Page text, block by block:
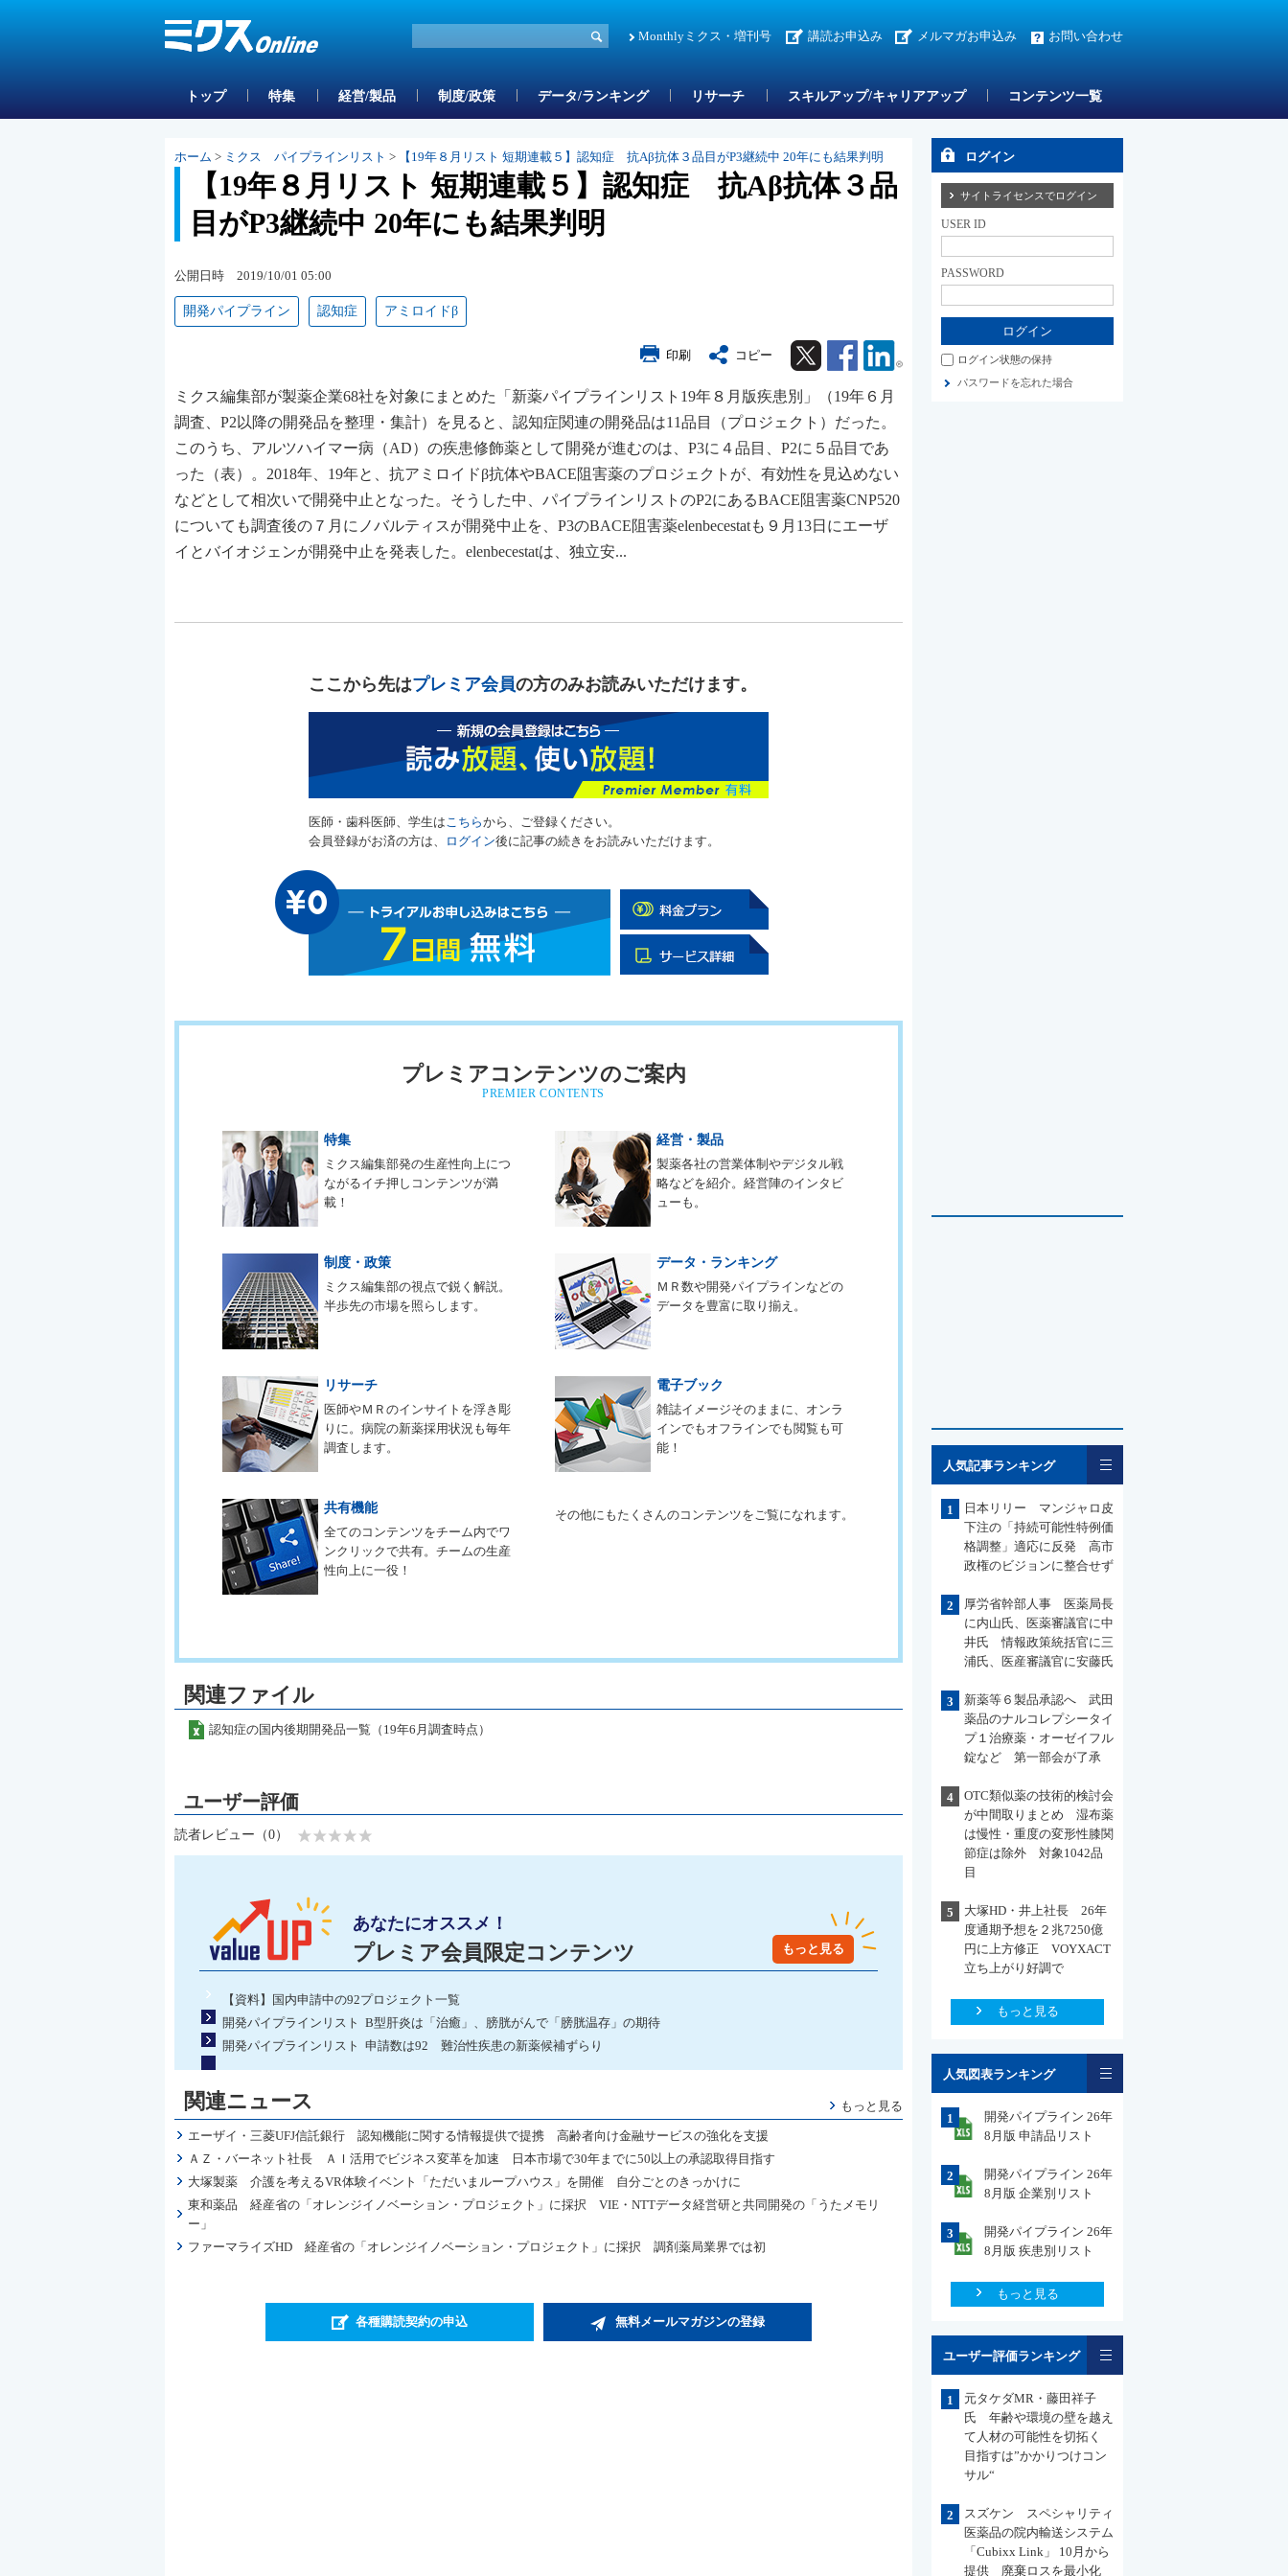
Monthlyミクス・増刊号 講読お申込み メルマガお申込み お問い合わせ
トップ 特集 経営/製品 制度/政策 データ/ランキング リサーチ スキルアップ/キャリアアップ コンテンツ一覧
ホーム > ミクス パイプラインリスト > 【19年８月リスト 短期連載５】認知症 抗Aβ抗体３品目がP3継続中 20年にも結果判明
【19年８月リスト 短期連載５】認知症 抗Aβ抗体３品
目がP3継続中 20年にも結果判明
公開日時 2019/10/01 05:00
開発パイプライン 認知症 アミロイドβ
印刷 コピー Twitter Facebook Linkedin
ミクス編集部が製薬企業68社を対象にまとめた「新薬パイプラインリスト19年８月版疾患別」（19年６月
調査、P2以降の開発品を整理・集計）を見ると、認知症関連の開発品は11品目（プロジェクト）だった。
このうち、アルツハイマー病（AD）の疾患修飾薬として開発が進むのは、P3に４品目、P2に５品目であ
った（表）。2018年、19年と、抗アミロイドβ抗体やBACE阻害薬のプロジェクトが、有効性を見込めない
などとして相次いで開発中止となった。そうした中、パイプラインリストのP2にあるBACE阻害薬CNP520
についても調査後の７月にノバルティスが開発中止を、P3のBACE阻害薬elenbecestatも９月13日にエーザ
イとバイオジェンが開発中止を発表した。elenbecestatは、独立安...
ここから先はプレミア会員の方のみお読みいただけます。
医師・歯科医師、学生は こちらから、ご登録ください。
会員登録がお済の方は、
ログイン後に記事の続きをお読みいただけます。
プレミアコンテンツのご案内
PREMIER CONTENTS
特集
ミクス編集部発の生産性向上につ
ながるイチ押しコンテンツが満
載！
経営・製品
製薬各社の営業体制やデジタル戦
略などを紹介。経営陣のインタビ
ューも。
制度・政策
ミクス編集部の視点で鋭く解説。
半歩先の市場を照らします。
データ・ランキング
ＭＲ数や開発パイプラインなどの
データを豊富に取り揃え。
リサーチ
医師やＭＲのインサイトを浮き彫
りに。病院の新薬採用状況も毎年
調査します。
電子ブック
雑誌イメージそのままに、オンラ
インでもオフラインでも閲覧も可
能！
共有機能
全てのコンテンツをチーム内でワ
ンクリックで共有。チームの生産
性向上に一役！
その他にもたくさんのコンテンツをご覧になれます。
関連ファイル
認知症の国内後期開発品一覧（19年6月調査時点）
読者レビュー（0）
あなたにオススメ！
プレミア会員限定コンテンツ もっと見る
【資料】国内申請中の92プロジェクト一覧
開発パイプラインリスト B型肝炎は「治癒」、膀胱がんで「膀胱温存」の期待
開発パイプラインリスト 申請数は92 難治性疾患の新薬候補ずらり
関連ニュース もっと見る
エーザイ・三菱UFJ信託銀行 認知機能に関する情報提供で提携 高齢者向け金融サービスの強化を支援
ＡＺ・バーネット社長 ＡＩ活用でビジネス変革を加速 日本市場で30年までに50以上の承認取得目指す
大塚製薬 介護を考えるVR体験イベント「ただいまループハウス」を開催 自分ごとのきっかけに
東和薬品 経産省の「オレンジイノベーション・プロジェクト」に採択 VIE・NTTデータ経営研と共同開発の「うたメモリ
ー」
ファーマライズHD 経産省の「オレンジイノベーション・プロジェクト」に採択 調剤薬局業界では初
各種購読契約の申込 無料メールマガジンの登録
ログイン
サイトライセンスでログイン
USER ID
PASSWORD
ログイン状態の保持
パスワードを忘れた場合
人気記事ランキング
1
日本リリー マンジャロ皮
下注の「持続可能性特例価
格調整」適応に反発 高市
政権のビジョンに整合せず
2
厚労省幹部人事 医薬局長
に内山氏、医薬審議官に中
井氏 情報政策統括官に三
浦氏、医産審議官に安藤氏
3
新薬等６製品承認へ 武田
薬品のナルコレプシータイ
プ１治療薬・オーゼイフル
錠など 第一部会が了承
4
OTC類似薬の技術的検討会
が中間取りまとめ 湿布薬
は慢性・重度の変形性膝関
節症は除外 対象1042品
目
5
大塚HD・井上社長 26年
度通期予想を２兆7250億
円に上方修正 VOYXACT
立ち上がり好調で
もっと見る
人気図表ランキング
1
開発パイプライン 26年
8月版 申請品リスト
2
開発パイプライン 26年
8月版 企業別リスト
3
開発パイプライン 26年
8月版 疾患別リスト
もっと見る
ユーザー評価ランキング
1
元タケダMR・藤田祥子
氏 年齢や環境の壁を越え
て人材の可能性を切拓く
目指すは”かかりつけコン
サル“
2
スズケン スペシャリティ
医薬品の院内輸送システム
「Cubixx Link」 10月から
提供 廃棄ロスを最小化